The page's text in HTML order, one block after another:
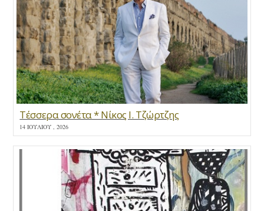
Τέσσερα σονέτα * Νίκος Ι. Τζώρτζης
14 ΙΟΥΛΊΟΥ , 2026